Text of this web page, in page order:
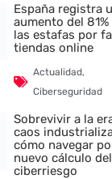
España registra
aumento del 81%
las estafas por
tiendas online
Actualidad,
Ciberseguridad
Sobrevivir a la
caos
cómo navegar
nuevo cálculo del
ciberriesgo